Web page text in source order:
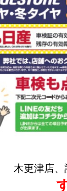
木更津店